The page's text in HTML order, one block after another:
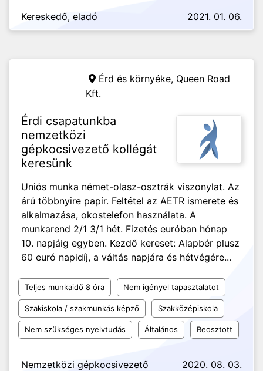
Kereskedő, eladó 2021. 01. 06.
Érd és környéke, Queen Road
Kft.
Érdi csapatunkba
nemzetközi
gépkocsivezető kollégát
keresünk
Uniós munka német-olasz-osztrák viszonylat. Az
árú többnyire papír. Feltétel az AETR ismerete és
alkalmazása, okostelefon használata. A
munkarend 2/1 3/1 hét. Fizetés euróban hónap
10. napjáig egyben. Kezdő kereset: Alapbér plusz
60 euró napidíj, a váltás napjára és hétvégére...
Teljes munkaidő 8 óra Nem igényel tapasztalatot
Szakiskola / szakmunkás képző Szakközépiskola
Nem szükséges nyelvtudás Általános Beosztott
Nemzetközi gépkocsivezető 2020. 08. 03.